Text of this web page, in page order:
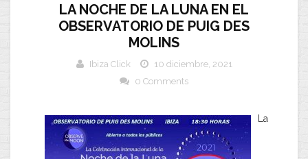
LA NOCHE DE LA LUNA EN EL
OBSERVATORIO DE PUIG DES
MOLINS
Ibiza Click
10 diciembre, 2021
0 Comments
La